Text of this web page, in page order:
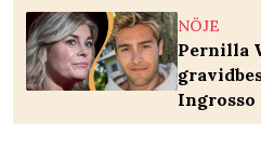
NÖJE
Pernilla
Ingrosso